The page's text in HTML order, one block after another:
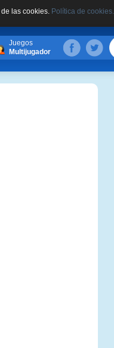
las cookies. Política de cookies.
Juegos
Multijugador